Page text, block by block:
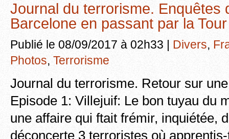
Journal du terrorisme. Enquêtes
Barcelone en passant par la
Publié le 08/09/2017 à 02h33 | Divers,
Photos, Terrorisme
Journal du terrorisme. Retour sur
Episode 1: Villejuif: Le bon tuyau du
une affaire qui ftait frémir, inquiétée,
déconcerte 3 terroristes où